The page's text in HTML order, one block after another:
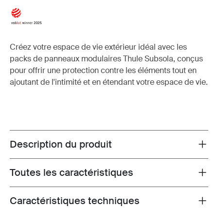
Créez votre espace de vie extérieur idéal avec les
packs de panneaux modulaires Thule Subsola, conçus
pour offrir une protection contre les éléments tout en
ajoutant de l'intimité et en étendant votre espace de vie.
Toggle overview
Description du produit
Toggle features
Toutes les caractéristiques
Toggle techspec
Caractéristiques techniques